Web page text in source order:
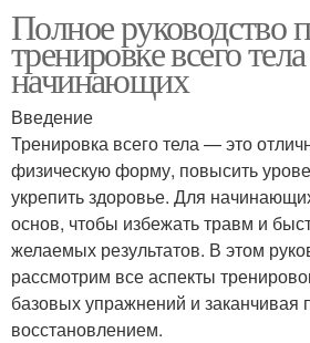
Полное руководство
тренировке всего
начинающих
Введение
Тренировка всего тела — это
физическую форму, повысить
укрепить здоровье. Для
основ, чтобы избежать травм и
желаемых результатов. В этом
рассмотрим все аспекты
базовых упражнений и заканчивая
восстановлением.